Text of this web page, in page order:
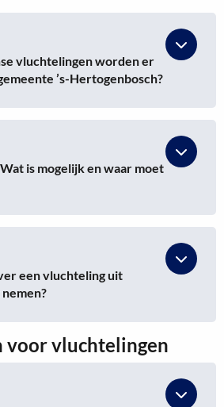
vluchtelingen worden er
’s-Hertogenbosch?
is mogelijk en waar moet
een vluchteling uit
voor vluchtelingen